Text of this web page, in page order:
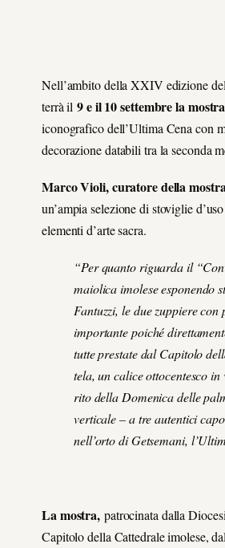
Nell’ambito della XXIV edizione
terrà il9 e il 10 settembre la
iconografico dell’Ultima Cena con
decorazione databili tra la seconda
Marco Violi, curatore della
un’ampia selezione di stoviglie
elementi d’arte sacra.
“Per quanto riguarda il
maiolica imolese esponendo
Fantuzzi, le due zuppiere
importante poiché
tutte prestate dal Capitolo
tela, un calice ottocentesco
rito della Domenica delle
verticale – a tre autentici
nell’orto di Getsemani,
La mostra, patrocinata dalla
Capitolo della Cattedrale imolese,